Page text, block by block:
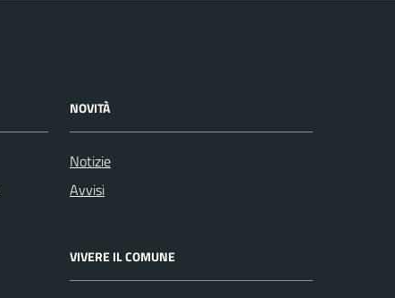
NOVITÀ
Notizie
Avvisi
VIVERE IL COMUNE